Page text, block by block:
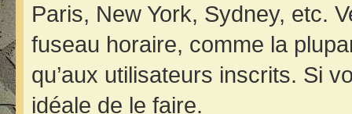
Paris, New York, Sydney, etc.
fuseau horaire, comme la
qu’aux utilisateurs inscrits. Si
idéale de le faire.